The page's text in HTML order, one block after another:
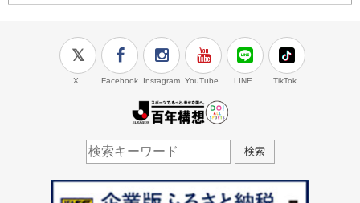
X Facebook Instagram YouTube LINE TikTok
検索